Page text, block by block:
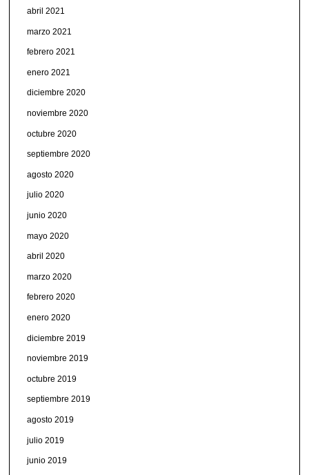
abril 2021
marzo 2021
febrero 2021
enero 2021
diciembre 2020
noviembre 2020
octubre 2020
septiembre 2020
agosto 2020
julio 2020
junio 2020
mayo 2020
abril 2020
marzo 2020
febrero 2020
enero 2020
diciembre 2019
noviembre 2019
octubre 2019
septiembre 2019
agosto 2019
julio 2019
junio 2019